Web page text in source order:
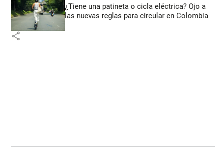
¿Tiene una patineta o cicla eléctrica? Ojo a
las nuevas reglas para circular en Colombia
share